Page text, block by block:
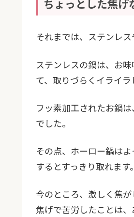
ちょっとした焦げ
それまでは、ステンレ
ステンレスの鍋は、お
て、取りづらくイライラ
フッ素加工されたお鍋
でした。
その点、ホーロー鍋は
するとすっきり取れます。
今のところ、激しく焦
焦げで苦労したことは、